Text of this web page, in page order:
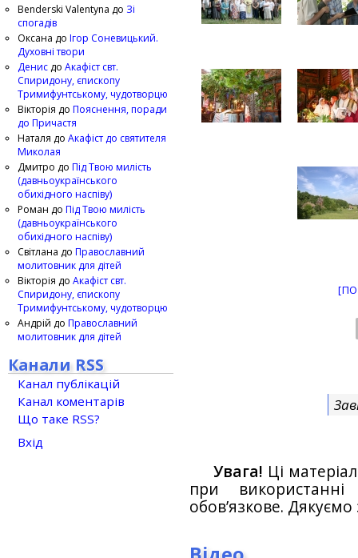
Увага! Ці
при
обов’язкове.
Benderski Valentyna до Зі
спогадів
Оксана до Ігор Соневицький.
Духовні твори
Денис до Акафіст свт.
Спиридону, єпископу
Тримифунтському, чудотворцю
Вікторія до Пояснення, поради
до Причастя
Наталя до Акафіст до святителя
Миколая
Дмитро до Під Твою милість
(давньоукраїнського
обихідного наспіву)
Роман до Під Твою милість
(давньоукраїнського
обихідного наспіву)
Світлана до Православний
молитовник для дітей
Вікторія до Акафіст свт.
Спиридону, єпископу
Тримифунтському, чудотворцю
Андрій до Православний
молитовник для дітей
Канали RSS
Канал публікацій
Канал коментарів
Що таке RSS?
Вхід